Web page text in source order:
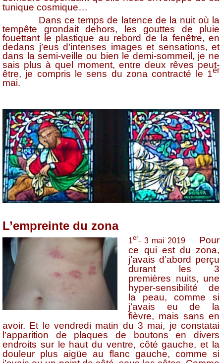
tunique cosmique…
Dans ce temps de latence de la nuit où la
tempête grondait dehors, les gouttes de pluie
fouettant le plastique au rebord de la fenêtre, en
dedans j’eus d’intenses images et sensations, et
dans la semi-veille ou bien le demi-sommeil, je ne
sais plus à quel moment, entre deux rêves peut-
être, je compris le sens du zona contracté le 1er
mai.
L’empreinte du zona
1er- 3 mai 2019
Pour
ce qui est du zona,
j’avais d’abord perçu
durant les 3
premières nuits, une
hyper-sensibilité de
la peau, comme si
j’avais eu de la
fièvre, mais sans en
avoir. Et le vendredi matin du 3 mai, je constatai
l’apparition de plaques de boutons en divers
endroits sur le haut du ventre, côté gauche, et la
douleur plus aigüe au flanc gauche, comme si